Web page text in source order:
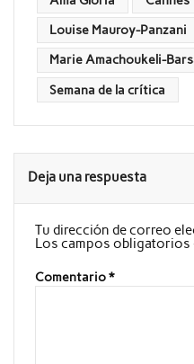
Louise Mauroy-Panzani
Marie Amachoukeli-
Semana de la crítica
Deja una respuesta
Tu dirección de correo
Los campos obligatorios
Comentario*